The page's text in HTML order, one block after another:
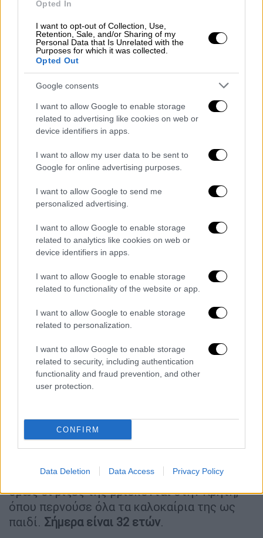
Opted In
I want to opt-out of Collection, Use,
Retention, Sale, and/or Sharing of my
Personal Data that Is Unrelated with the
Purposes for which it was collected.
Opted Out
Google consents
I want to allow Google to enable storage
related to advertising like cookies on web or
device identifiers in apps.
I want to allow my user data to be sent to
Google for online advertising purposes.
I want to allow Google to send me
personalized advertising.
I want to allow Google to enable storage
related to analytics like cookies on web or
device identifiers in apps.
I want to allow Google to enable storage
related to functionality of the website or app.
I want to allow Google to enable storage
related to personalization.
I want to allow Google to enable storage
related to security, including authentication
functionality and fraud prevention, and other
user protection.
CONFIRM
Data Deletion Data Access Privacy Policy
το μεγάλο της όνειρο.
«Ήταν πάντα επιθυμία μου να παντρευτώ
στην Κρήτη. Το θέλει και ο Jay, οπότε δεν
μπορεί να γίνει αλλού», έχει τονίσει. Η
μουσική της άλλωστε συνδυάζει τη
σύγχρονη pop με έντονες επιρροές από την
ελληνική παράδοση, κάτι που
αντικατοπτρίζει και την προσωπική της
ταυτότητα.
View this post on Instagram
Από τη διδασκαλία στο τραγούδι
γεννήθηκε και μεγάλωσε στο Νιου Τζέρσεϋ,
όμως οι ρίζες της βρίσκονται στην Κρήτη,
όπου περνούσε όλα τα καλοκαίρια της ως
παιδί. Σήμερα είναι 32 ετών.